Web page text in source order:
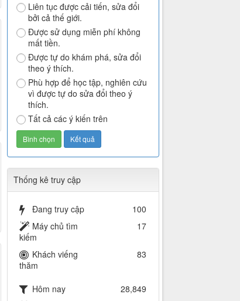
Liên tục được cải tiến, sửa đổi
bởi cả thế giới.
Được sử dụng miễn phí không
mất tiền.
Được tự do khám phá, sửa đổi
theo ý thích.
Phù hợp để học tập, nghiên cứu
vì được tự do sửa đổi theo ý
thích.
Tất cả các ý kiến trên
Thống kê truy cập
Đang truy cập
100
Máy chủ tìm
kiếm
17
Khách viếng
thăm
83
Hôm nay
28,849